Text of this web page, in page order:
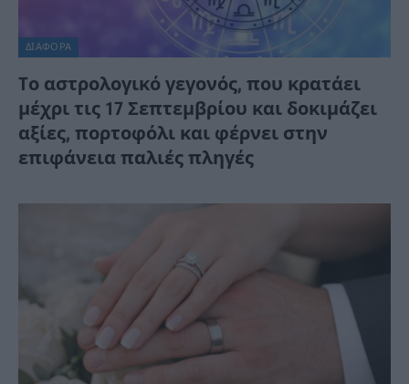
ΔΙΆΦΟΡΑ
Tο αστρολογικό γεγονός, που κρατάει
μέχρι τις 17 Σεπτεμβρίου και δοκιμάζει
αξίες, πορτοφόλι και φέρνει στην
επιφάνεια παλιές πληγές